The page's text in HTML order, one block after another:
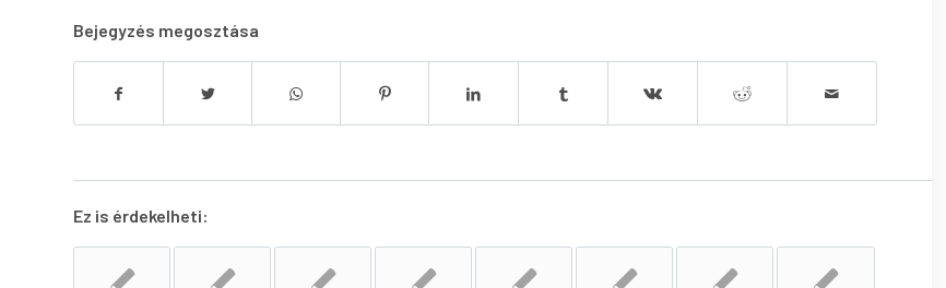
Bejegyzés megosztása
Ez is érdekelheti: